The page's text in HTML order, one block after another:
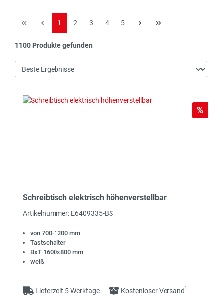
Beistelltische, Anbautische,
Verkettungsplatten
Seite
1 Seite
2 Seite
3 Seite
4 Seite
5
1100 Produkte gefunden
Rabatt
%
Schreibtisch elektrisch höhenverstellbar
Artikelnummer: E6409335-BS
von 700-1200 mm
Tastschalter
BxT 1600x800 mm
weiß
Lieferzeit 5 Werktage Kostenloser Versand1